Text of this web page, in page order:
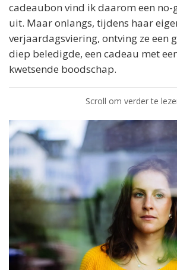
cadeaubon vind ik daarom een no-
uit. Maar onlangs, tijdens haar
verjaardagsviering, ontving ze een
diep beledigde, een cadeau met
kwetsende boodschap.
Scroll om verder te